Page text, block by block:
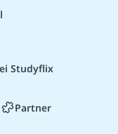
Studyflix
Partner